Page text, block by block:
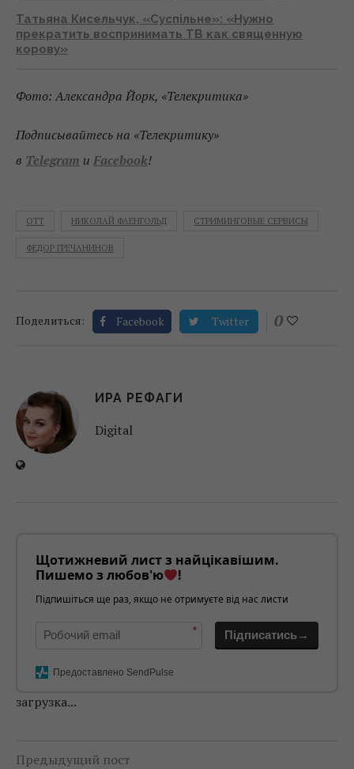
Татьяна Кисельчук, «Суспільне»: «Нужно
прекратить воспринимать ТВ как священную
корову»
Фото: Александра Йорк, «Телекритика»
Подписывайтесь на «Телекритику»
в Telegram и Facebook!
OTT НИКОЛАЙ ФАЕНГОЛЬД СТРИМИНГОВЫЕ СЕРВИСЫ
ФЕДОР ГРЕЧАНИНОВ
Поделиться: Facebook Twitter 0
ИРА РЕФАГИ
Digital
Щотижневий лист з найцікавішим.
Пишемо з любов'ю
!
Підпишіться ще раз, якщо не отримуєте від нас листи
* Підписатись→
Предоставлено SendPulse
загрузка...
Предыдущий пост